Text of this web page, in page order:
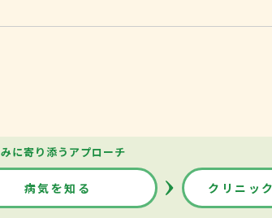
に寄り添うアプローチ
病気を知る クリニッ